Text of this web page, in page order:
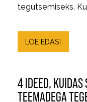
tegutsemiseks.
LOE EDASI
4 IDEED, KUIDAS
TEEMADEGA